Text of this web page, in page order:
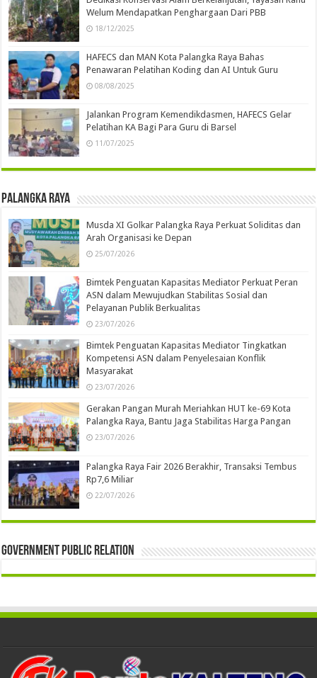
Welum Mendapatkan Penghargaan Dari PBB
18/12/2025
HAFECS dan MAN Kota Palangka Raya Bahas
Penawaran Pelatihan Koding dan AI Untuk Guru
08/08/2025
Jalankan Program Kemendikdasmen, HAFECS Gelar
Pelatihan KA Bagi Para Guru di Barsel
11/07/2025
Palangka Raya
Musda XI Golkar Palangka Raya Perkuat Soliditas dan
Arah Organisasi ke Depan
25/07/2026
Bimtek Penguatan Kapasitas Mediator Perkuat Peran
ASN dalam Mewujudkan Stabilitas Sosial dan
Pelayanan Publik Berkualitas
23/07/2026
Bimtek Penguatan Kapasitas Mediator Tingkatkan
Kompetensi ASN dalam Penyelesaian Konflik
Masyarakat
23/07/2026
Gerakan Pangan Murah Meriahkan HUT ke-69 Kota
Palangka Raya, Bantu Jaga Stabilitas Harga Pangan
23/07/2026
Palangka Raya Fair 2026 Berakhir, Transaksi Tembus
Rp7,6 Miliar
22/07/2026
Government Public Relation